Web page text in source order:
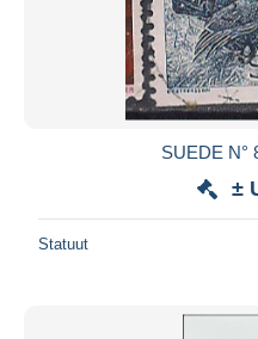
SUEDE N°
±
Statuut